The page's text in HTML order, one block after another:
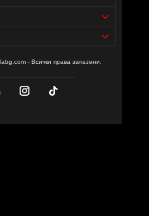
- Всички права запазени.